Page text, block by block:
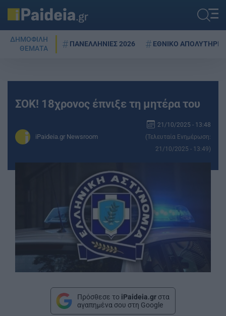
ΔΗΜΟΦΙΛΗ
ΘΕΜΑΤΑ
ΠΑΝΕΛΛΗΝΙΕΣ 2026 ΕΘΝΙΚΟ ΑΠΟΛΥΤΗΡΙΟ
ΣΟΚ! 18χρονος έπνιξε τη μητέρα του
iPaideia.gr Newsroom
21/10/2025 - 13:48
(Τελευταία Ενημέρωση:
21/10/2025 - 13:49)
Πρόσθεσε το iPaideia.gr στα
αγαπημένα σου στη Google